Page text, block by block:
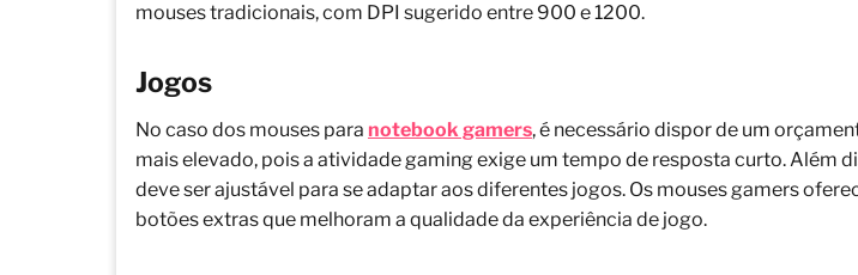
mouses tradicionais, com DPI sugerido entre 900 e 1200.
Jogos
No caso dos mouses para notebook gamers, é necessário dispor de um
mais elevado, pois a atividade gaming exige um tempo de resposta curto. Além
deve ser ajustável para se adaptar aos diferentes jogos. Os mouses gamers
botões extras que melhoram a qualidade da experiência de jogo.